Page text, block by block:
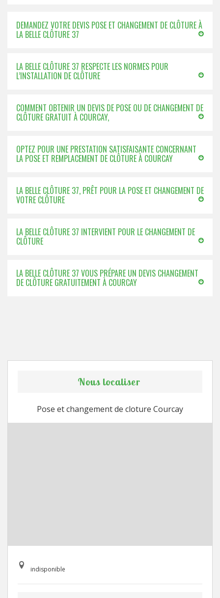
DEMANDEZ VOTRE DEVIS POSE ET CHANGEMENT DE CLÔTURE À
LA BELLE CLÔTURE 37
LA BELLE CLÔTURE 37 RESPECTE LES NORMES POUR
L’INSTALLATION DE CLÔTURE
COMMENT OBTENIR UN DEVIS DE POSE OU DE CHANGEMENT DE
CLÔTURE GRATUIT À COURCAY,
OPTEZ POUR UNE PRESTATION SATISFAISANTE CONCERNANT
LA POSE ET REMPLACEMENT DE CLÔTURE À COURCAY
LA BELLE CLÔTURE 37, PRÊT POUR LA POSE ET CHANGEMENT DE
VOTRE CLÔTURE
LA BELLE CLÔTURE 37 INTERVIENT POUR LE CHANGEMENT DE
CLÔTURE
LA BELLE CLÔTURE 37 VOUS PRÉPARE UN DEVIS CHANGEMENT
DE CLÔTURE GRATUITEMENT À COURCAY
Nous localiser
Pose et changement de cloture Courcay
indisponible